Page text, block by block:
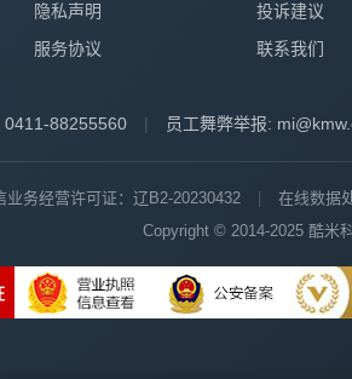
隐私声明
服务协议
投诉建议
联系我们
0411-88255560 | 员工舞弊举报:
业务经营许可证：辽B2-20230432 在线数据
Copyright © 2014-2025 酷米